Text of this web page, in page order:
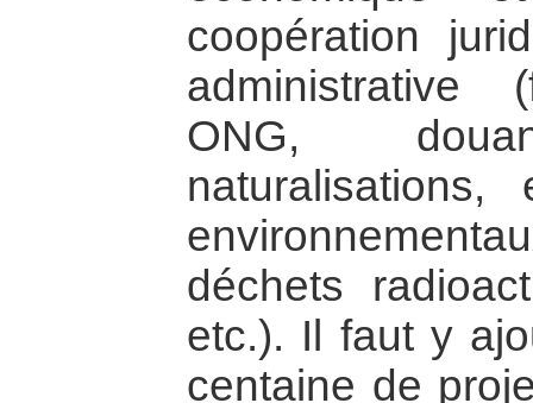
coopération
administrative
ONG,
déchets
etc.). Il faut y
centaine de